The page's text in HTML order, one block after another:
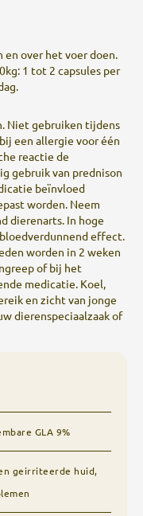
en over het voer doen.
1 tot 2 capsules per
Niet gebruiken tijdens
een allergie voor één
reactie de
gebruik van prednison
beïnvloed
worden. Neem
dierenarts. In hoge
effect.
worden in 2 weken
of bij het
medicatie. Koel,
en zicht van jonge
dierenspeciaalzaak of
GLA 9%
geirriteerde huid,